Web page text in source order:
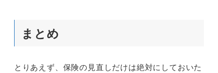
まとめ
とりあえず、保険の見直しだけは絶対にしておいた